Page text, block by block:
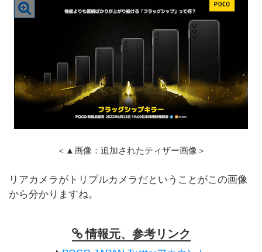
＜▲画像：追加されたティザー画像＞
リアカメラがトリプルカメラだということがこの画像
から分かりますね。
情報元、参考リンク